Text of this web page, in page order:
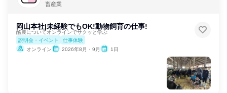
畜産業
岡山本社|未経験でもOK!動物飼育の仕事!
酪農についてオンラインでサクッと学ぶ
説明会・イベント
仕事体験
オンライン
2026年8月・9月 1日